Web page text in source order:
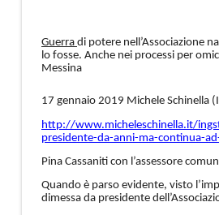
Strada
Guerra di potere nell’Associazione
lo fosse. Anche nei processi per
Messina
17 gennaio 2019 Michele Schinella
http://www.micheleschinella.it/
presidente-da-anni-ma-continua-
Pina Cassaniti con l’assessore
Quando è parso evidente, visto
dimessa da presidente